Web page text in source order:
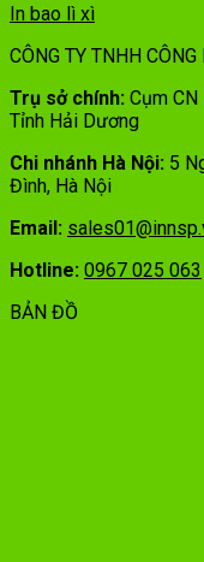
In bao lì xì
CÔNG TY TNHH
Trụ sở chính: Cụm CN
Tỉnh Hải Dương
Chi nhánh Hà Nội: 5
Đình, Hà Nội
Email:
Hotline: 0967 025 063
BẢN ĐỒ